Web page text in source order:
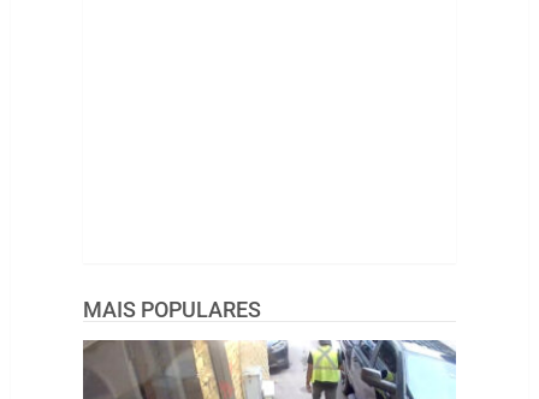
MAIS POPULARES